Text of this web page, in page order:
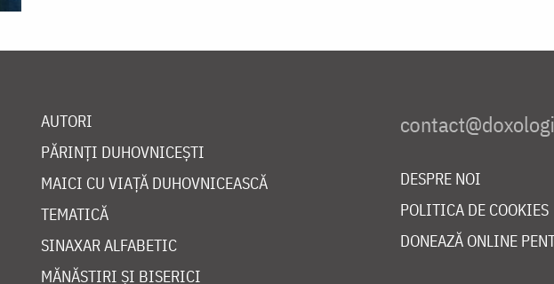
AUTORI
PĂRINȚI DUHOVNICEȘTI
MAICI CU VIAȚĂ DUHOVNICEASCĂ
TEMATICĂ
SINAXAR ALFABETIC
MĂNĂSTIRI ȘI BISERICI
DESPRE NOI
POLITICA DE COOKIES
DONEAZĂ ONLINE